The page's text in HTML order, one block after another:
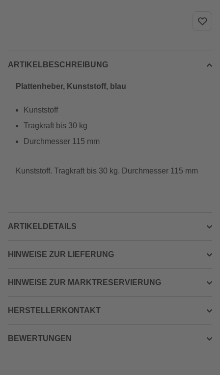
ARTIKELBESCHREIBUNG
Plattenheber, Kunststoff, blau
Kunststoff
Tragkraft bis 30 kg
Durchmesser 115 mm
Kunststoff. Tragkraft bis 30 kg. Durchmesser 115 mm
ARTIKELDETAILS
HINWEISE ZUR LIEFERUNG
HINWEISE ZUR MARKTRESERVIERUNG
HERSTELLERKONTAKT
BEWERTUNGEN